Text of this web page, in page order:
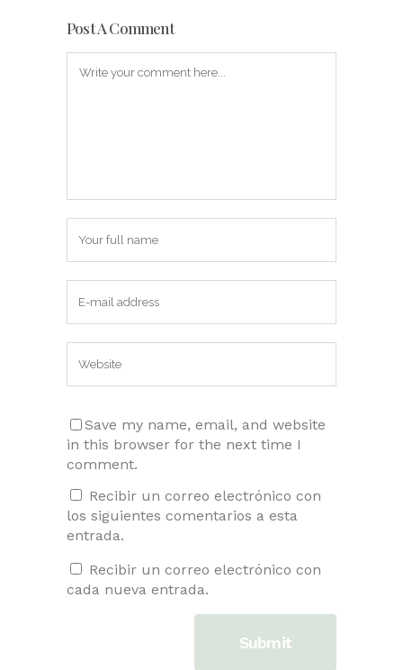
Post A Comment
Save my name, email, and website
in this browser for the next time I
comment.
Recibir un correo electrónico con
los siguientes comentarios a esta
entrada.
Recibir un correo electrónico con
cada nueva entrada.